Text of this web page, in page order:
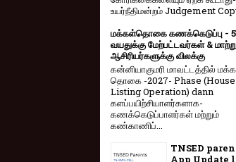
உயர்நீதிமன்றம் Judgement
மக்கள்தொகை கணக்கெடுப்பு -
வயதுக்கு மேற்பட்டவர்கள் &
ஆசிரியர்களுக்கு விலக்கு
கன்னியாகுமரி மாவட்டத்தில்
தொகை -2027- Phase (House
Listing Operation) dann
களப்பயிற்சியாளர்களாக-
கணக்கெடுப்பாளர்கள் மற்றும்
கண்காணிப்...
TNSED
App Update